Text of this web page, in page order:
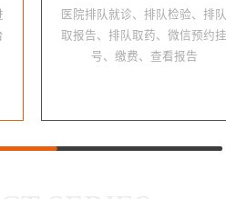
医院排队就诊、排队检验、排队
取报告、排队取药、微信预约挂
号、缴费、查看报告